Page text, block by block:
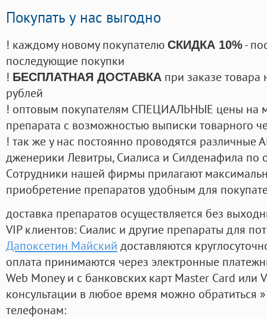
Покупать у нас выгодно
! каждому новому покупателю СКИДКА 10%-
последующие покупки
! БЕСПЛАТНАЯ ДОСТАВКА при заказе
рублей
! оптовым покупателям СПЕЦИАЛЬНЫЕ цены на
препарата с возможностью выписки товарного
! так же у нас постоянно проводятся
дженерики Левитры, Сиалиса и Силденафила по
Cотрудники нашей фирмы прилагают
приобретение препаратов удобным для
доставка препаратов осуществляется без
VIP клиентов: Сиалис и другие препараты для
Дапоксетин Майский доставляются
оплата принимаются через электронные
Web Money и с банковских карт Master Card или
консультации в любое время можно обратиться
телефонам: